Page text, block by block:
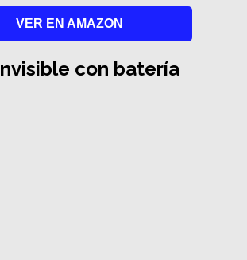
VER EN AMAZON
con batería